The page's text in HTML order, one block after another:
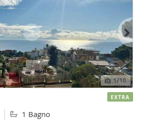
1/10
1 Bagno
EXTRA